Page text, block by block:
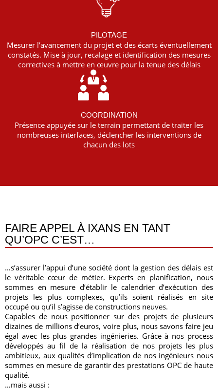
PILOTAGE
Mesurer l’avancement du projet et des écarts éventuellement
constatés. Mise à jour, recalage et identification des mesures
correctives à mettre en œuvre pour la tenue des délais
COORDINATION
Présence appuyée sur le terrain permettant de traiter les
nombreuses interfaces, déclencher les interventions de
chacun des lots
FAIRE APPEL À IXANS EN TANT
QU’OPC C’EST…
…s’assurer l’appui d’une société dont la gestion des délais est
le véritable cœur de métier. Experts en planification, nous
sommes en mesure d’établir le calendrier d’exécution des
projets les plus complexes, qu’ils soient réalisés en site
occupé ou qu’il s’agisse de constructions neuves.
Capables de nous positionner sur des projets de plusieurs
dizaines de millions d’euros, voire plus, nous savons faire jeu
égal avec les plus grandes ingénieries. Grâce à nos process
développés au fil de la réalisation de nos projets les plus
ambitieux, aux qualités d’implication de nos ingénieurs nous
sommes en mesure de garantir des prestations OPC de haute
qualité.
…mais aussi :